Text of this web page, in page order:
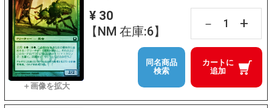
¥ 30
【NM 在庫:6】
－ +
カートに
追加
同名商品
検索